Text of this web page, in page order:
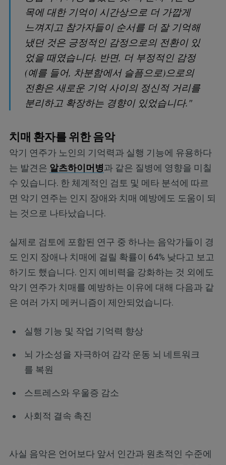
목에 대한 기억이 시간상으로 더 가깝게
느껴지고 참가자들이 순서를 더 잘 기억해
냈던 것은 긍정적인 감정으로의 전환이 있
었을 때였습니다. 반면, 더 부정적인 감정
(예를 들어, 차분함에서 슬픔으로)으로의
전환은 새로운 기억 사이의 정신적 거리를
분리하고 확장하는 경향이 있었습니다."
치매 환자를 위한 음악
악기 연주가 노인의 기억력과 실행 기능에 유용하다
는 발견은 알츠하이머병과 같은 질병에 영향을 미칠
수 있습니다. 한 체계적인 검토 및 메타 분석에 따르
면 악기 연주는 인지 장애와 치매 예방에도 도움이 되
는 것으로 나타났습니다.
실제로 검토에 포함된 연구 중 하나는 음악가들이 경
도 인지 장애나 치매에 걸릴 확률이 64% 낮다고 보고
하기도 했습니다. 인지 예비력을 강화하는 것 외에도
악기 연주가 치매를 예방하는 이유에 대해 다음과 같
은 여러 가지 메커니즘이 제안되었습니다.
실행 기능 및 작업 기억력 향상
뇌 가소성을 자극하여 감각 운동 뇌 네트워크
를 복원
스트레스와 우울증 감소
사회적 결속 촉진
사실 음악은 언어보다 앞서 인간과 원초적인 수준에